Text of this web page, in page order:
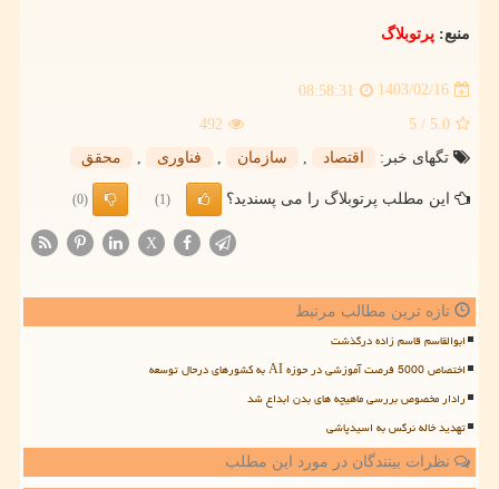
منبع: پرتوبلاگ
1403/02/16
08:58:31
5.0
/ 5
492
تگهای خبر:
اقتصاد سازمان فناوری محقق
این مطلب پرتوبلاگ را می پسندید؟ (1)
(0)
X
تازه ترین مطالب مرتبط
ابوالقاسم قاسم زاده درگذشت
اختصاص 5000 فرصت آموزشی در حوزه AI به کشورهای درحال توسعه
رادار مخصوص بررسی ماهیچه های بدن ابداع شد
تهدید خاله نرگس به اسیدپاشی
نظرات بینندگان در مورد این مطلب